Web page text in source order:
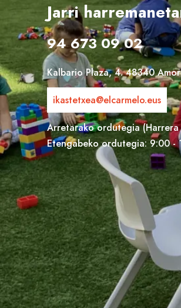
Jarri
94 673 09 02
Kalbario Plaza, 4. 48340
ikastetxea@elcarmelo.eus
Arretarako ordutegia
Etengabeko ordutegia: 9:00 -